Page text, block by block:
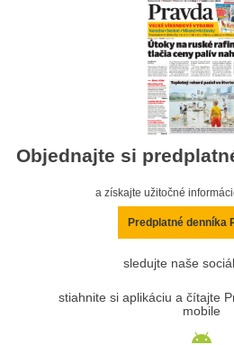
Objednajte si
a získajte užitočné
Predplatné denníka
sledujte naše
stiahnite si aplikáciu a čítajte
mobile